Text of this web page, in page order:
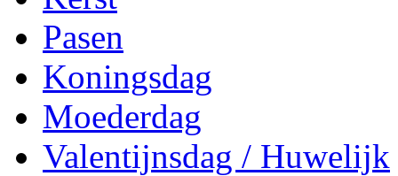
Pasen
Koningsdag
Moederdag
Valentijnsdag / Huwelijk